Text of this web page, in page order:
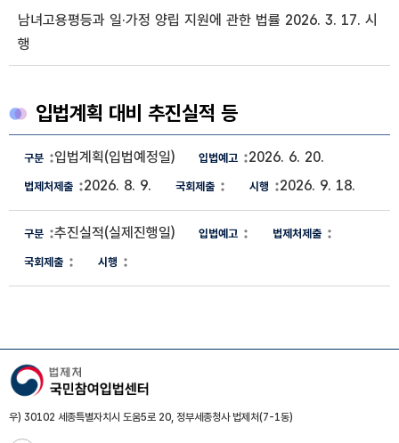
남녀고용평등과 일·가정 양립 지원에 관한 법률 2026. 3. 17. 시
행
입법계획 대비 추진실적 등
입법계획 대비 추진실적 정보
입법계획(입법예정일)
2026. 6. 20.
2026. 8. 9.
2026. 9. 18.
추진실적(실제진행일)
우) 30102 세종특별자치시 도움5로 20, 정부세종청사 법제처(7-1동)